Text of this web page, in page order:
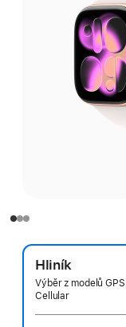
Hliník
Výběr z modelů
Cellular